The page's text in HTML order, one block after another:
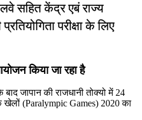
सहित केंद्र एबं राज्य
परीक्षा के लिए
किया जा रहा है
जापान की राजधानी तोक्‍यो में 24
(Paralympic Games) 2020 का